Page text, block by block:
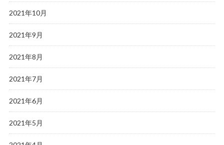
2021年10月
2021年9月
2021年8月
2021年7月
2021年6月
2021年5月